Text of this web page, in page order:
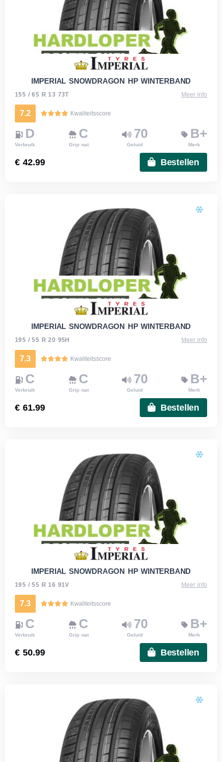
IMPERIAL SNOWDRAGON HP WINTERBAND
155 / 65 R 13 73T Meer info
7.2 Kwaliteitsscore
D
Verbruik
C
Grip nat
70
Geluid
B+
Merk
€ 42.99 Bestellen
IMPERIAL SNOWDRAGON HP WINTERBAND
195 / 55 R 20 95H Meer info
7.3 Kwaliteitsscore
C
Verbruik
C
Grip nat
70
Geluid
B+
Merk
€ 61.99 Bestellen
IMPERIAL SNOWDRAGON HP WINTERBAND
195 / 55 R 16 91V Meer info
7.3 Kwaliteitsscore
C
Verbruik
C
Grip nat
70
Geluid
B+
Merk
€ 50.99 Bestellen